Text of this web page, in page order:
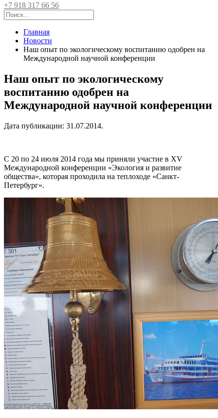
+7 918 317 66 56
Главная
Новости
Наш опыт по экологическому воспитанию одобрен на
Международной научной конференции
Наш опыт по экологическому
воспитанию одобрен на
Международной научной конференции
Дата публикации: 31.07.2014.
С 20 по 24 июля 2014 года мы приняли участие в XV
Международной конференции «Экология и развитие
общества», которая проходила на теплоходе «Санкт-
Петербург».